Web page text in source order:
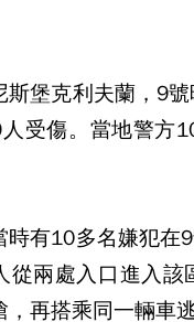
斯堡克利夫蘭，9
受傷。當地警方
時有10多名嫌犯在
從兩處入口進入
再搭乘同一輛車逃